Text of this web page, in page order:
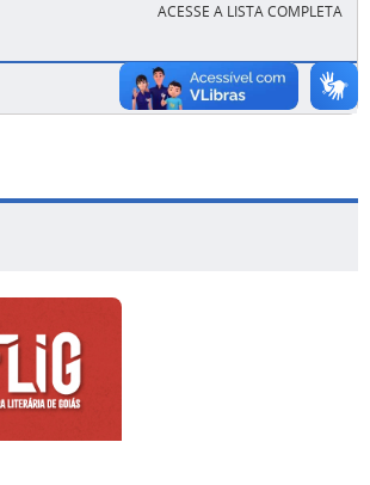
ACESSE A LISTA COMPLETA